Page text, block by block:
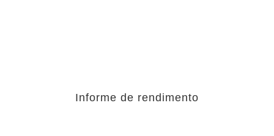
Informe de rendimento